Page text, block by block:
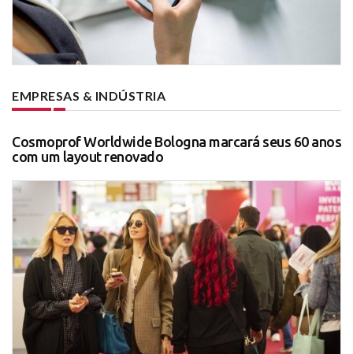
EMPRESAS & INDÚSTRIA
Cosmoprof Worldwide Bologna marcará seus 60 anos
com um layout renovado